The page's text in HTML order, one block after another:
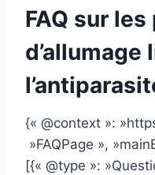
FAQ sur
d’allumage
{« @context »:
»FAQPage »,
[{« @type »: